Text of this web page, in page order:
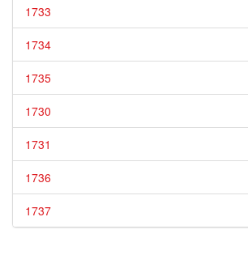
1733
1734
1735
1730
1731
1736
1737